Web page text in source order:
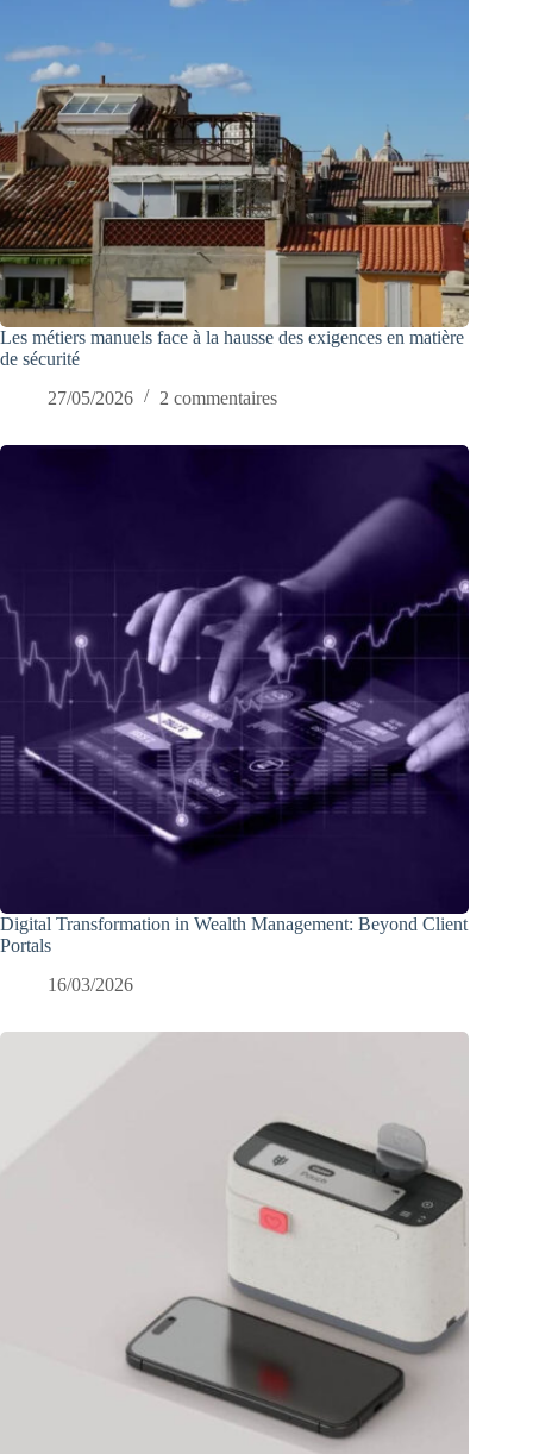
Les métiers manuels face à la hausse des exigences en matière
de sécurité
27/05/2026
2 commentaires
Digital Transformation in Wealth Management: Beyond Client
Portals
16/03/2026